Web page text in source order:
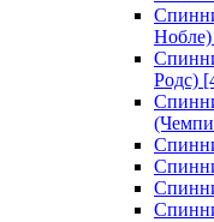
Нобле)
Родс)